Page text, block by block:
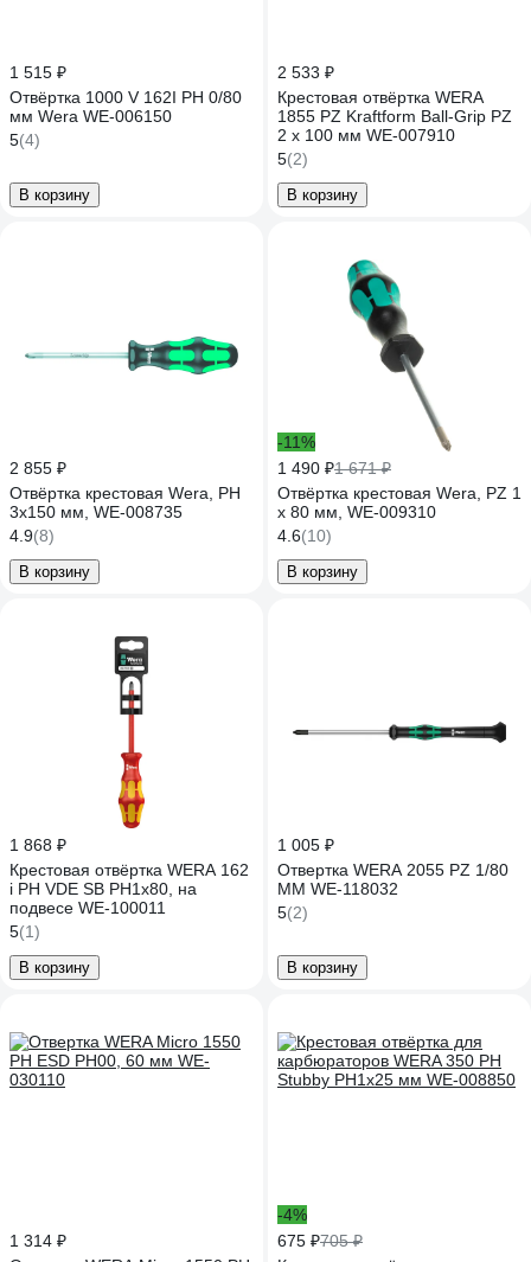
1 515 ₽
Отвёртка 1000 V 162I PH 0/80
мм Wera WE-006150
5(4)
В корзину
2 533 ₽
Крестовая отвёртка WERA
1855 PZ Kraftform Ball-Grip PZ
2 x 100 мм WE-007910
5(2)
В корзину
2 855 ₽
Отвёртка крестовая Wera, PH
3x150 мм, WE-008735
4.9(8)
В корзину
-11%
1 490 ₽1 671 ₽
Отвёртка крестовая Wera, PZ 1
x 80 мм, WE-009310
4.6(10)
В корзину
1 868 ₽
Крестовая отвёртка WERA 162
i PH VDE SB PH1x80, на
подвесе WE-100011
5(1)
В корзину
1 005 ₽
Отвертка WERA 2055 PZ 1/80
MM WE-118032
5(2)
В корзину
1 314 ₽
-4%
675 ₽705 ₽